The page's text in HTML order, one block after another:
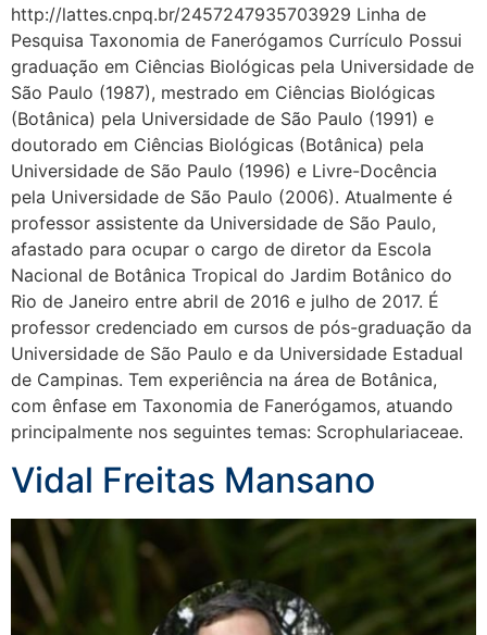
http://lattes.cnpq.br/2457247935703929 Linha de
Pesquisa Taxonomia de Fanerógamos Currículo Possui
graduação em Ciências Biológicas pela Universidade de
São Paulo (1987), mestrado em Ciências Biológicas
(Botânica) pela Universidade de São Paulo (1991) e
doutorado em Ciências Biológicas (Botânica) pela
Universidade de São Paulo (1996) e Livre-Docência
pela Universidade de São Paulo (2006). Atualmente é
professor assistente da Universidade de São Paulo,
afastado para ocupar o cargo de diretor da Escola
Nacional de Botânica Tropical do Jardim Botânico do
Rio de Janeiro entre abril de 2016 e julho de 2017. É
professor credenciado em cursos de pós-graduação da
Universidade de São Paulo e da Universidade Estadual
de Campinas. Tem experiência na área de Botânica,
com ênfase em Taxonomia de Fanerógamos, atuando
principalmente nos seguintes temas: Scrophulariaceae.
Vidal Freitas Mansano